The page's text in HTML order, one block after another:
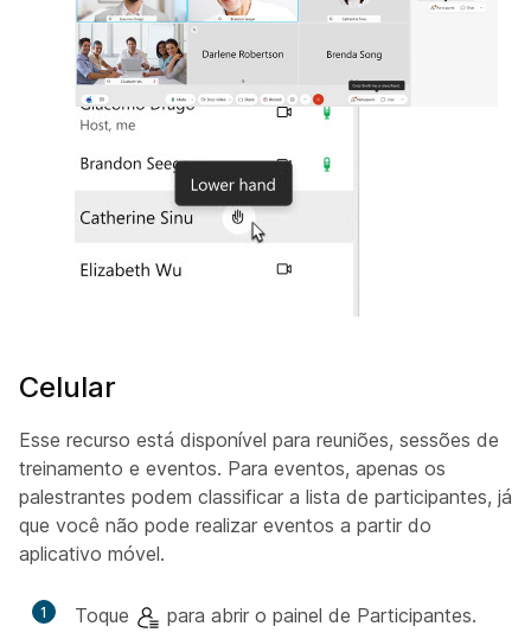
Celular
Esse recurso está disponível para reuniões, sessões de
treinamento e eventos. Para eventos, apenas os
palestrantes podem classificar a lista de participantes, já
que você não pode realizar eventos a partir do
aplicativo móvel.
1 Toque para abrir o painel de Participantes.